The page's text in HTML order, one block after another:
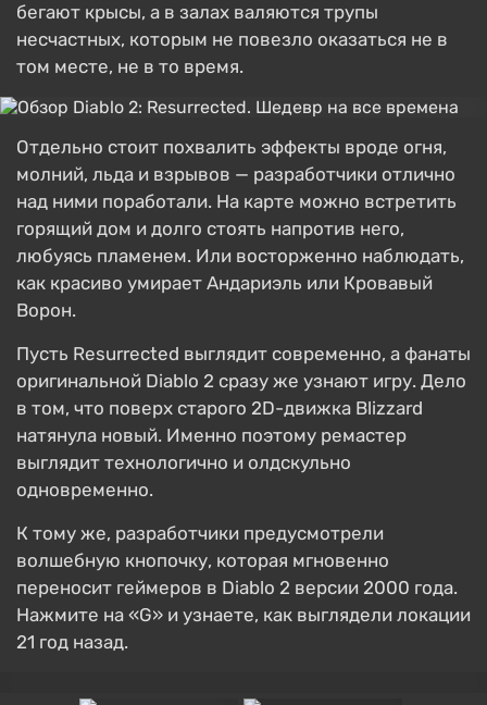
бегают крысы, а в залах валяются трупы
несчастных, которым не повезло оказаться не в
том месте, не в то время.
Отдельно стоит похвалить эффекты вроде огня,
молний, льда и взрывов — разработчики отлично
над ними поработали. На карте можно встретить
горящий дом и долго стоять напротив него,
любуясь пламенем. Или восторженно наблюдать,
как красиво умирает Андариэль или Кровавый
Ворон.
Пусть Resurrected выглядит современно, а фанаты
оригинальной Diablo 2 сразу же узнают игру. Дело
в том, что поверх старого 2D-движка Blizzard
натянула новый. Именно поэтому ремастер
выглядит технологично и олдскульно
одновременно.
К тому же, разработчики предусмотрели
волшебную кнопочку, которая мгновенно
переносит геймеров в Diablo 2 версии 2000 года.
Нажмите на «G» и узнаете, как выглядели локации
21 год назад.